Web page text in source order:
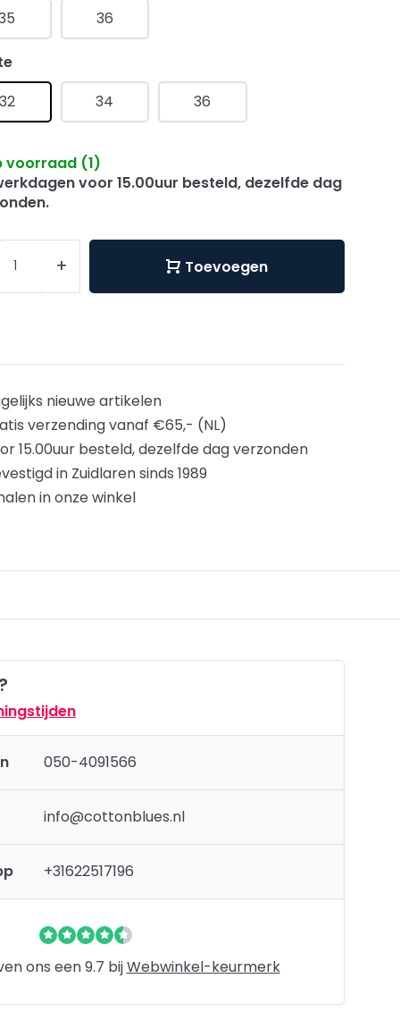
36
34 36
voorraad (1)
voor 15.00uur besteld, dezelfde dag
+ Toevoegen
nieuwe artikelen
verzending vanaf €65,- (NL)
15.00uur besteld, dezelfde dag verzonden
in Zuidlaren sinds 1989
in onze winkel
050-4091566
info@cottonblues.nl
+31622517196
ons een 9.7 bijWebwinkel-keurmerk